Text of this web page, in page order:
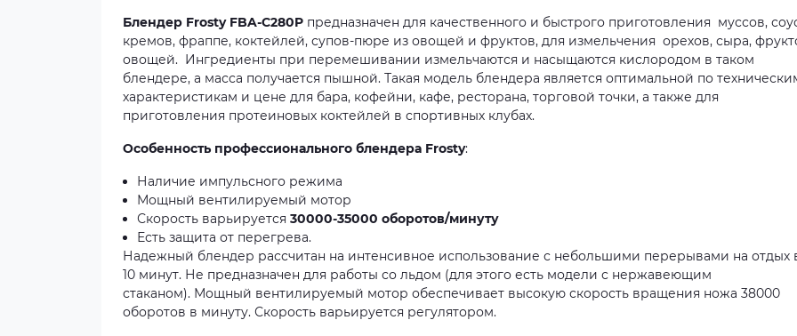
Блендер Frosty FBA-C280P предназначен для качественного и быстрого приготовления муссов,
кремов, фраппе, коктейлей, супов-пюре из овощей и фруктов, для измельчения орехов, сыра,
овощей. Ингредиенты при перемешивании измельчаются и насыщаются кислородом в таком
блендере, а масса получается пышной. Такая модель блендера является оптимальной по
характеристикам и цене для бара, кофейни, кафе, ресторана, торговой точки, а также для
приготовления протеиновых коктейлей в спортивных клубах.
Особенность профессионального блендера Frosty:
Наличие импульсного режима
Мощный вентилируемый мотор
Скорость варьируется 30000-35000 оборотов/минуту
Есть защита от перегрева.
Надежный блендер рассчитан на интенсивное использование с небольшими перерывами на отдых
10 минут. Не предназначен для работы со льдом (для этого есть модели с нержавеющим
стаканом). Мощный вентилируемый мотор обеспечивает высокую скорость вращения ножа 38000
оборотов в минуту. Скорость варьируется регулятором.